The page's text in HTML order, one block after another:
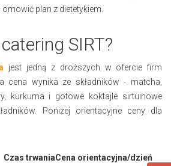
plan z dietetykiem.
SIRT?
jest jedną z droższych w ofercie firm
cena wynika ze składników - matcha,
kurkuma i gotowe koktajle sirtuinowe
Poniżej orientacyjne ceny dla
Czas trwaniaCena orientacyjna/dzień